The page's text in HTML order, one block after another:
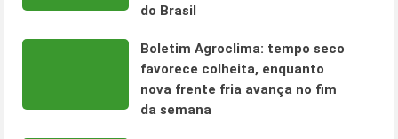
do Brasil
Boletim Agroclima: tempo seco
favorece colheita, enquanto
nova frente fria avança no fim
da semana